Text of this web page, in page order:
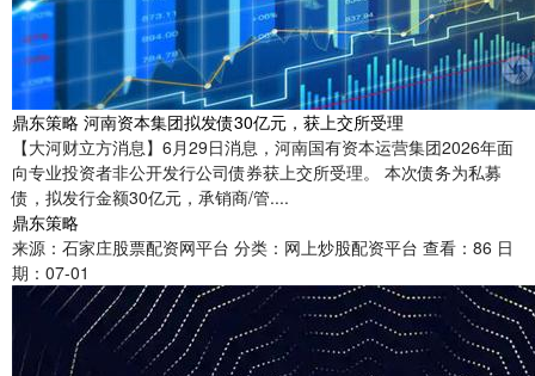
鼎东策略 河南资本集团拟发债30亿元，获上交所受理
【大河财立方消息】6月29日消息，河南国有资本运营集团2026年面
向专业投资者非公开发行公司债券获上交所受理。 本次债务为私募
债，拟发行金额30亿元，承销商/管....
鼎东策略
来源：石家庄股票配资网平台 分类：网上炒股配资平台 查看：86 日
期：07-01